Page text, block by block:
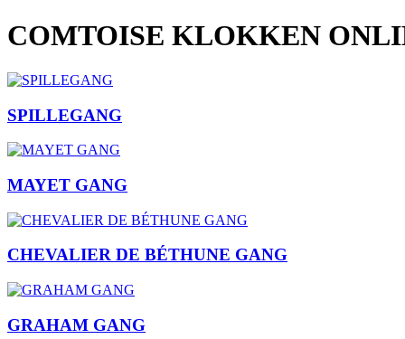
COMTOISE KLOKKEN
SPILLEGANG
MAYET GANG
CHEVALIER DE BÉTHUNE GANG
GRAHAM GANG